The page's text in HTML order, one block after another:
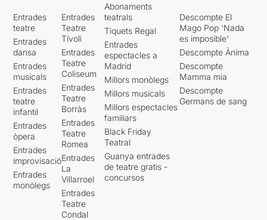
Entrades
teatre
Entrades
dansa
Entrades
musicals
Entrades
teatre
infantil
Entrades
òpera
Entrades
improvisació
Entrades
monòlegs
Entrades
Teatre
Tívoli
Entrades
Teatre
Coliseum
Entrades
Teatre
Borràs
Entrades
Teatre
Romea
Entrades
La
Villarroel
Entrades
Teatre
Condal
Abonaments
teatrals
Tiquets Regal
Entrades
espectacles a
Madrid
Millors monòlegs
Millors musicals
Millors espectacles
familiars
Black Friday
Teatral
Guanya entrades
de teatre gratis -
concursos
Descompte El
Mago Pop 'Nada
es imposible'
Descompte Ànima
Descompte
Mamma mia
Descompte
Germans de sang